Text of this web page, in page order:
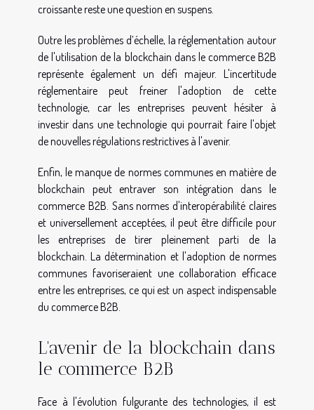
croissante reste une question en suspens.
Outre les problèmes d’échelle, la réglementation autour
de l'utilisation de la blockchain dans le commerce B2B
représente également un défi majeur. L'incertitude
réglementaire peut freiner l'adoption de cette
technologie, car les entreprises peuvent hésiter à
investir dans une technologie qui pourrait faire l'objet
de nouvelles régulations restrictives à l'avenir.
Enfin, le manque de normes communes en matière de
blockchain peut entraver son intégration dans le
commerce B2B. Sans normes d'interopérabilité claires
et universellement acceptées, il peut être difficile pour
les entreprises de tirer pleinement parti de la
blockchain. La détermination et l'adoption de normes
communes favoriseraient une collaboration efficace
entre les entreprises, ce qui est un aspect indispensable
du commerce B2B.
L'avenir de la blockchain dans
le commerce B2B
Face à l'évolution fulgurante des technologies, il est